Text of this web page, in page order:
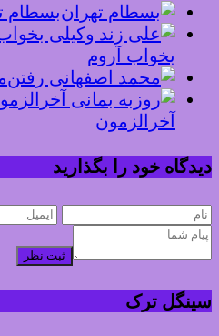
بسطام
بخواب آروم
آخرالزمون
دیدگاه خود را بگذارید
ثبت نظر
سینگل ترک